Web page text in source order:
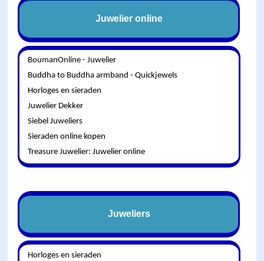
Juwelier online
BoumanOnline - Juwelier
Buddha to Buddha armband - Quickjewels
Horloges en sieraden
Juwelier Dekker
Siebel Juweliers
Sieraden online kopen
Treasure Juwelier: Juwelier online
Juweliers
Horloges en sieraden